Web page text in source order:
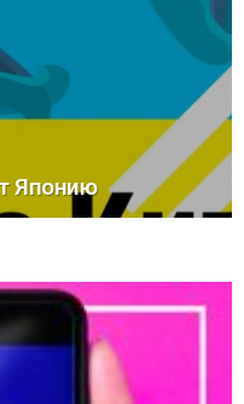
Японию